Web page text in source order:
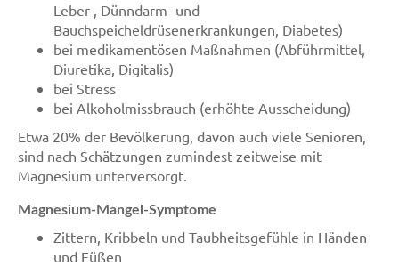
Leber-, Dünndarm- und
Bauchspeicheldrüsenerkrankungen, Diabetes)
bei medikamentösen Maßnahmen (Abführmittel,
Diuretika, Digitalis)
bei Stress
bei Alkoholmissbrauch (erhöhte Ausscheidung)
Etwa 20% der Bevölkerung, davon auch viele Senioren,
sind nach Schätzungen zumindest zeitweise mit
Magnesium unterversorgt.
Magnesium-Mangel-Symptome
Zittern, Kribbeln und Taubheitsgefühle in Händen
und Füßen